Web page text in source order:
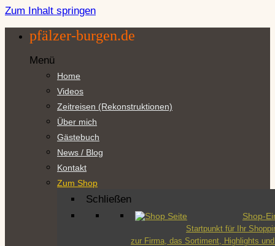
Zum Inhalt springen
pfälzer-burgen.de
Menü
Home
Videos
Zeitreisen (Rekonstruktionen)
Über mich
Gästebuch
News / Blog
Kontakt
Zum Shop
Schließen
Shop-
Startpunkt für Ihr
zur Firma, das Sortiment, Highlights